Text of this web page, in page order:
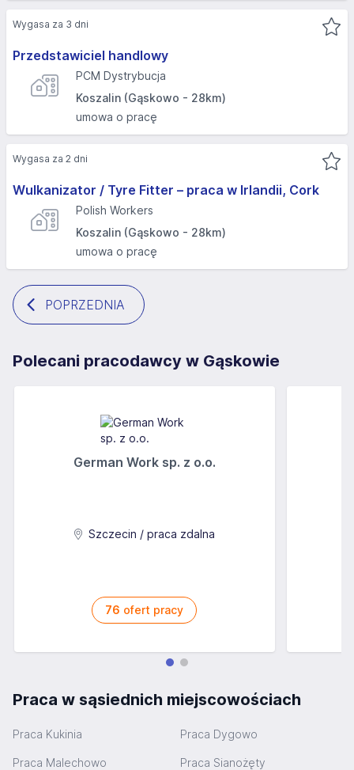
Przedstawiciel handlowy
PCM Dystrybucja
Koszalin (Gąskowo - 28km)
umowa o pracę
Wygasa za 3 dni
Wulkanizator / Tyre Fitter – praca w Irlandii, Cork
Polish Workers
Koszalin (Gąskowo - 28km)
umowa o pracę
Wygasa za 2 dni
POPRZEDNIA
Polecani pracodawcy w Gąskowie
German Work sp. z o.o.
Szczecin / praca zdalna
76 ofert pracy
Praca w sąsiednich miejscowościach
Praca Kukinia Praca Dygowo
Praca Malechowo Praca Sianożęty